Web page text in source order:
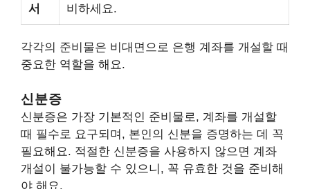
서 비하세요.
각각의 준비물은 비대면으로 은행 계좌를 개설할 때
중요한 역할을 해요.
신분증
신분증은 가장 기본적인 준비물로, 계좌를 개설할
때 필수로 요구되며, 본인의 신분을 증명하는 데 꼭
필요해요. 적절한 신분증을 사용하지 않으면 계좌
개설이 불가능할 수 있으니, 꼭 유효한 것을 준비해
야 해요.